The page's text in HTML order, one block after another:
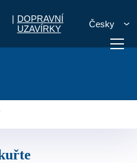
| DOPRAVNÍ
UZAVÍRKY
Česky
zaplatit